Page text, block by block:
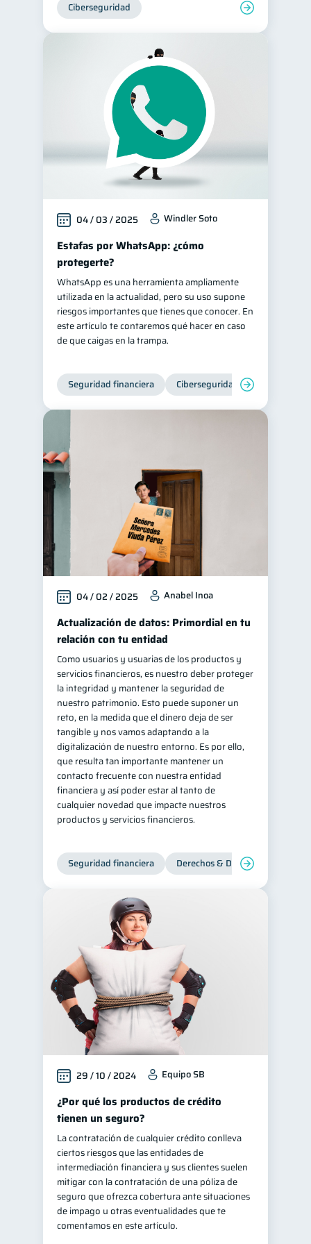
Ciberseguridad
04 / 03 / 2025 Windler Soto
Estafas por WhatsApp: ¿cómo
protegerte?
WhatsApp es una herramienta ampliamente
utilizada en la actualidad, pero su uso supone
riesgos importantes que tienes que conocer. En
este artículo te contaremos qué hacer en caso
de que caigas en la trampa.
Seguridad financiera Ciberseguridad
04 / 02 / 2025 Anabel Inoa
Actualización de datos: Primordial en tu
relación con tu entidad
Como usuarios y usuarias de los productos y
servicios financieros, es nuestro deber proteger
la integridad y mantener la seguridad de
nuestro patrimonio. Esto puede suponer un
reto, en la medida que el dinero deja de ser
tangible y nos vamos adaptando a la
digitalización de nuestro entorno. Es por ello,
que resulta tan importante mantener un
contacto frecuente con nuestra entidad
financiera y así poder estar al tanto de
cualquier novedad que impacte nuestros
productos y servicios financieros.
Seguridad financiera Derechos & Deberes
29 / 10 / 2024 Equipo SB
¿Por qué los productos de crédito
tienen un seguro?
La contratación de cualquier crédito conlleva
ciertos riesgos que las entidades de
intermediación financiera y sus clientes suelen
mitigar con la contratación de una póliza de
seguro que ofrezca cobertura ante situaciones
de impago u otras eventualidades que te
comentamos en este artículo.